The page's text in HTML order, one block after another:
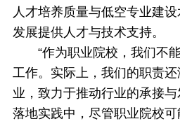
人才培养质量与低空专业建
发展提供人才与技术支持。
“作为职业院校，我们不
工作。实际上，我们的职责
业，致力于推动行业的承接
落地实践中，尽管职业院校